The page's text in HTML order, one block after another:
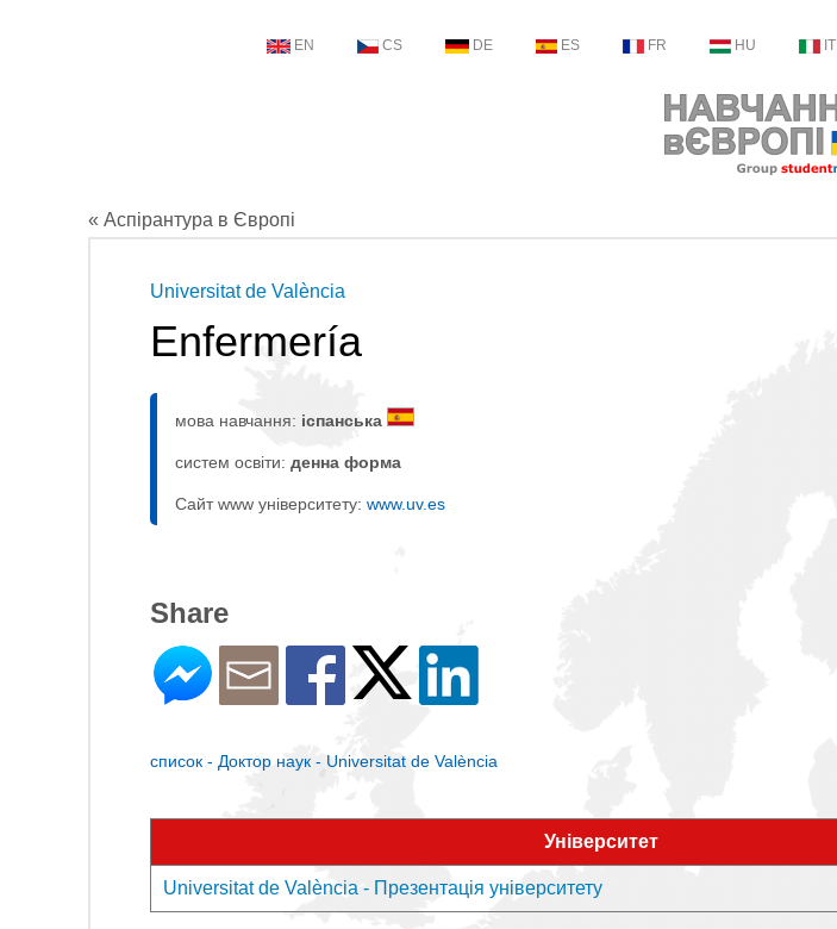
EN CS DE ES FR HU IT
« Аспірантура в Європі
Universitat de València
Enfermería
мова навчання: іспанська
систем освіти: денна форма
Сайт www університету: www.uv.es
Share
список - Доктор наук - Universitat de València
Університет
Universitat de València - Презентація університету